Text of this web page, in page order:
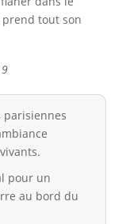
tout son
parisiennes
pour un
au bord du